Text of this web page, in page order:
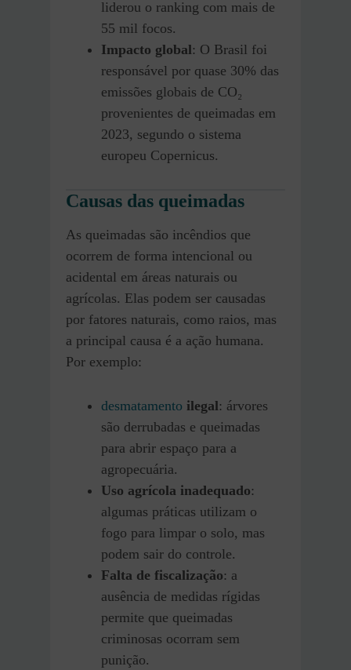
liderou o ranking com mais de
55 mil focos.
Impacto global: O Brasil foi
responsável por quase 30% das
emissões globais de CO₂
provenientes de queimadas em
2023, segundo o sistema
europeu Copernicus.
Causas das queimadas
As queimadas são incêndios que
ocorrem de forma intencional ou
acidental em áreas naturais ou
agrícolas. Elas podem ser causadas
por fatores naturais, como raios, mas
a principal causa é a ação humana.
Por exemplo:
desmatamento ilegal: árvores
são derrubadas e queimadas
para abrir espaço para a
agropecuária.
Uso agrícola inadequado:
algumas práticas utilizam o
fogo para limpar o solo, mas
podem sair do controle.
Falta de fiscalização: a
ausência de medidas rígidas
permite que queimadas
criminosas ocorram sem
punição.